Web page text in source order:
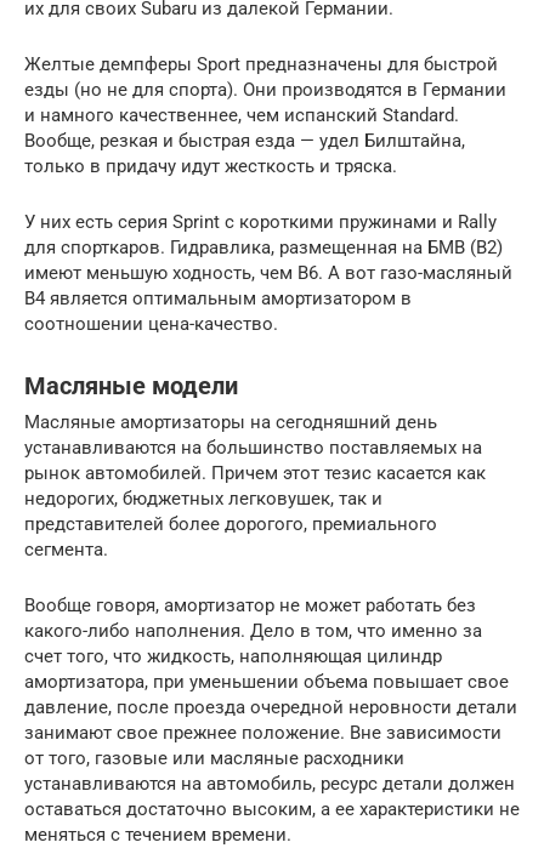
их для своих Subaru из далекой Германии.
Желтые демпферы Sport предназначены для быстрой
езды (но не для спорта). Они производятся в Германии
и намного качественнее, чем испанский Standard.
Вообще, резкая и быстрая езда — удел Билштайна,
только в придачу идут жесткость и тряска.
У них есть серия Sprint с короткими пружинами и Rally
для спорткаров. Гидравлика, размещенная на БМВ (В2)
имеют меньшую ходность, чем В6. А вот газо-масляный
В4 является оптимальным амортизатором в
соотношении цена-качество.
Масляные модели
Масляные амортизаторы на сегодняшний день
устанавливаются на большинство поставляемых на
рынок автомобилей. Причем этот тезис касается как
недорогих, бюджетных легковушек, так и
представителей более дорогого, премиального
сегмента.
Вообще говоря, амортизатор не может работать без
какого-либо наполнения. Дело в том, что именно за
счет того, что жидкость, наполняющая цилиндр
амортизатора, при уменьшении объема повышает свое
давление, после проезда очередной неровности детали
занимают свое прежнее положение. Вне зависимости
от того, газовые или масляные расходники
устанавливаются на автомобиль, ресурс детали должен
оставаться достаточно высоким, а ее характеристики не
меняться с течением времени.